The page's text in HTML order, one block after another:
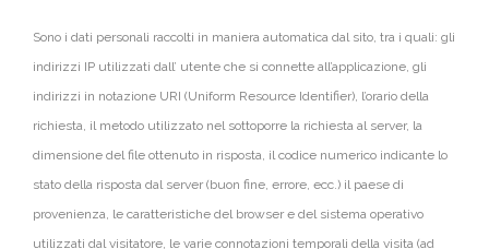
Sono i dati personali raccolti in maniera automatica dal sito, tra i quali: gli
indirizzi IP utilizzati dall’ utente che si connette all’applicazione, gli
indirizzi in notazione URI (Uniform Resource Identifier), l’orario della
richiesta, il metodo utilizzato nel sottoporre la richiesta al server, la
dimensione del file ottenuto in risposta, il codice numerico indicante lo
stato della risposta dal server (buon fine, errore, ecc.) il paese di
provenienza, le caratteristiche del browser e del sistema operativo
utilizzati dal visitatore, le varie connotazioni temporali della visita (ad